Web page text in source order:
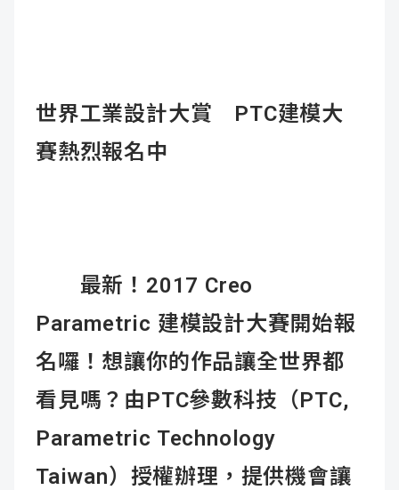
世界工業設計大賞 PTC建模大
賽熱烈報名中
最新！2017 Creo
Parametric 建模設計大賽開始報
名囉！想讓你的作品讓全世界都
看見嗎？由PTC參數科技（PTC,
Parametric Technology
Taiwan）授權辦理，提供機會讓